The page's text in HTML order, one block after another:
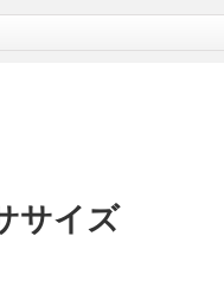
サイズ